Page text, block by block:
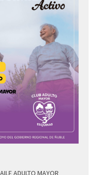
ADULTO MAYOR